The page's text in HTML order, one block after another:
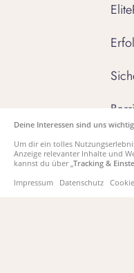
Deine Interessen sind uns wichtig
Um dir ein tolles
Anzeige relevanter Inhalte und
kannst du über „Tracking &
Impressum
Datenschutz